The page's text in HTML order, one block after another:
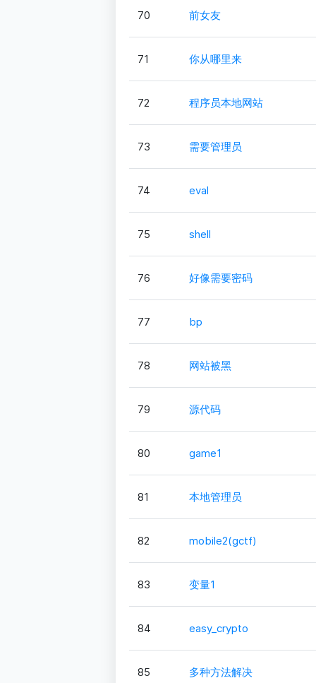
70 前女友
71 你从哪里来
72 程序员本地网站
73 需要管理员
74 eval
75 shell
76 好像需要密码
77 bp
78 网站被黑
79 源代码
80 game1
81 本地管理员
82 mobile2(gctf)
83 变量1
84 easy_crypto
85 多种方法解决